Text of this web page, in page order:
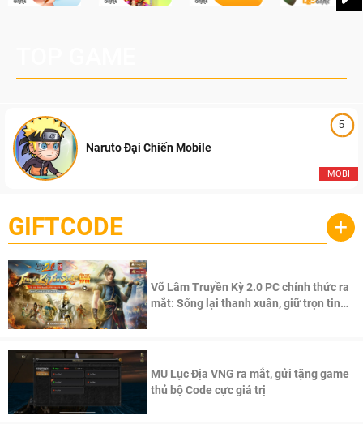
5
MOBI
Naruto Đại Chiến Mobile
GIFTCODE +
Võ Lâm Truyền Kỳ 2.0 PC chính thức ra
mắt: Sống lại thanh xuân, giữ trọn tinh
MU Lục Địa VNG ra mắt, gửi tặng game
thủ bộ Code cực giá trị